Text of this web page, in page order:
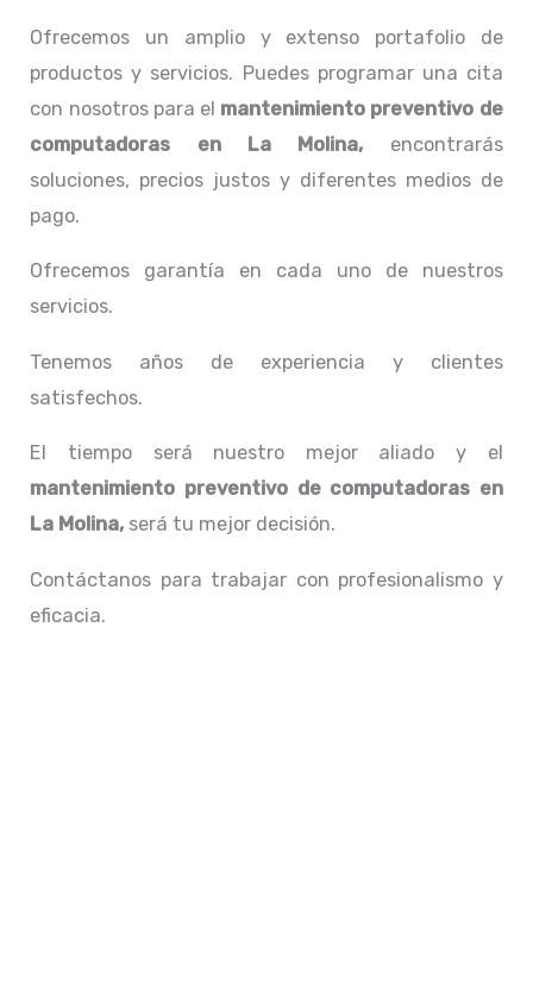
Ofrecemos un amplio y extenso portafolio de
productos y servicios. Puedes programar una cita
con nosotros para el mantenimiento preventivo de
computadoras en La Molina, encontrarás
soluciones, precios justos y diferentes medios de
pago.
Ofrecemos garantía en cada uno de nuestros
servicios.
Tenemos años de experiencia y clientes
satisfechos.
El tiempo será nuestro mejor aliado y el
mantenimiento preventivo de computadoras en
La Molina, será tu mejor decisión.
Contáctanos para trabajar con profesionalismo y
eficacia.